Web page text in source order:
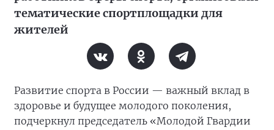
тематические спортплощадки для
жителей
Развитие спорта в России — важный вклад в
здоровье и будущее молодого поколения,
подчеркнул председатель «Молодой Гвардии